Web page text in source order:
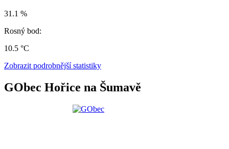
31.1 %
Rosný bod:
10.5 °C
Zobrazit podrobnější statistiky
GObec Hořice na Šumavě